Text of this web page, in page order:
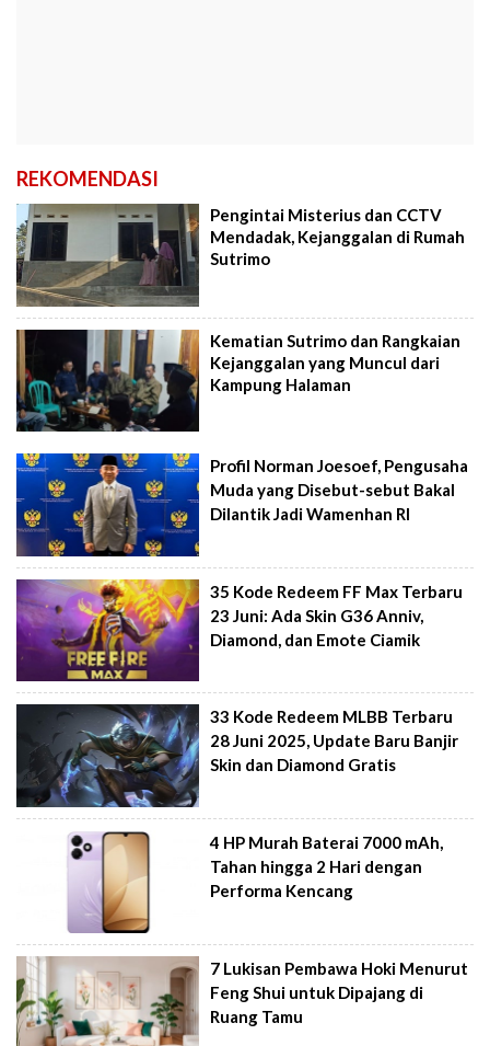
REKOMENDASI
Pengintai Misterius dan CCTV
Mendadak, Kejanggalan di Rumah
Sutrimo
Kematian Sutrimo dan Rangkaian
Kejanggalan yang Muncul dari
Kampung Halaman
Profil Norman Joesoef, Pengusaha
Muda yang Disebut-sebut Bakal
Dilantik Jadi Wamenhan RI
35 Kode Redeem FF Max Terbaru
23 Juni: Ada Skin G36 Anniv,
Diamond, dan Emote Ciamik
33 Kode Redeem MLBB Terbaru
28 Juni 2025, Update Baru Banjir
Skin dan Diamond Gratis
4 HP Murah Baterai 7000 mAh,
Tahan hingga 2 Hari dengan
Performa Kencang
7 Lukisan Pembawa Hoki Menurut
Feng Shui untuk Dipajang di
Ruang Tamu